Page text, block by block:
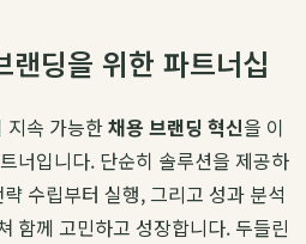
랜딩을 위한 파트너십
지속 가능한채용 브랜딩 혁신을 이
너입니다. 단순히 솔루션을 제공하
수립부터 실행, 그리고 성과 분석
함께 고민하고 성장합니다. 두들린